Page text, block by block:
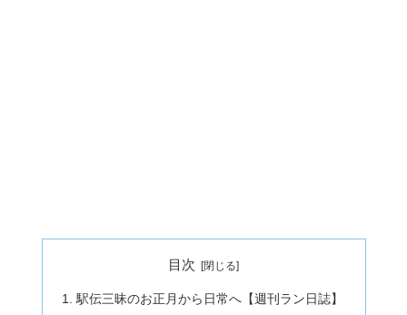
目次
駅伝三昧のお正月から日常へ【週刊ラン日誌】